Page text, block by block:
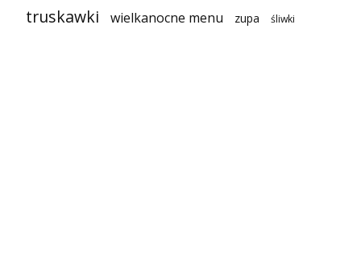
truskawki wielkanocne menu zupa śliwki